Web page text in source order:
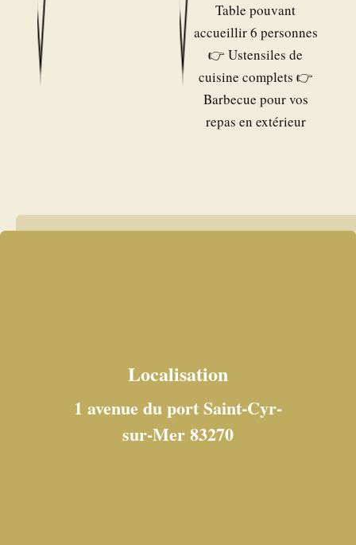
Table pouvant
accueillir 6 personnes
👉 Ustensiles de
cuisine complets 👉
Barbecue pour vos
repas en extérieur
Localisation
1 avenue du port Saint-Cyr-
sur-Mer 83270